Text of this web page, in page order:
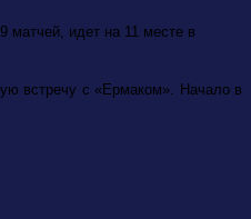
матчей, идет на 11 месте в
встречу с «Ермаком». Начало в